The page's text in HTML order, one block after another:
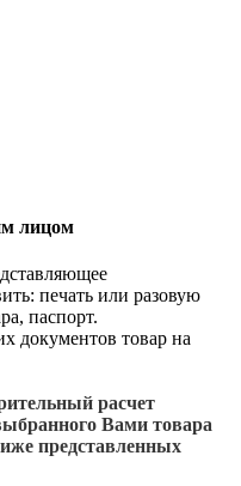
лицом
печать или разовую
паспорт.
документов товар на
расчет
Вами товара
представленных